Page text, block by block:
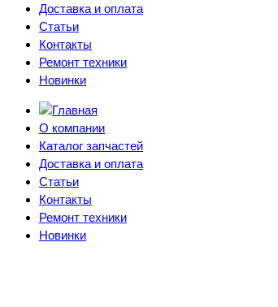
Доставка и оплата
Статьи
Контакты
Ремонт техники
Новинки
О компании
Каталог запчастей
Доставка и оплата
Статьи
Контакты
Ремонт техники
Новинки